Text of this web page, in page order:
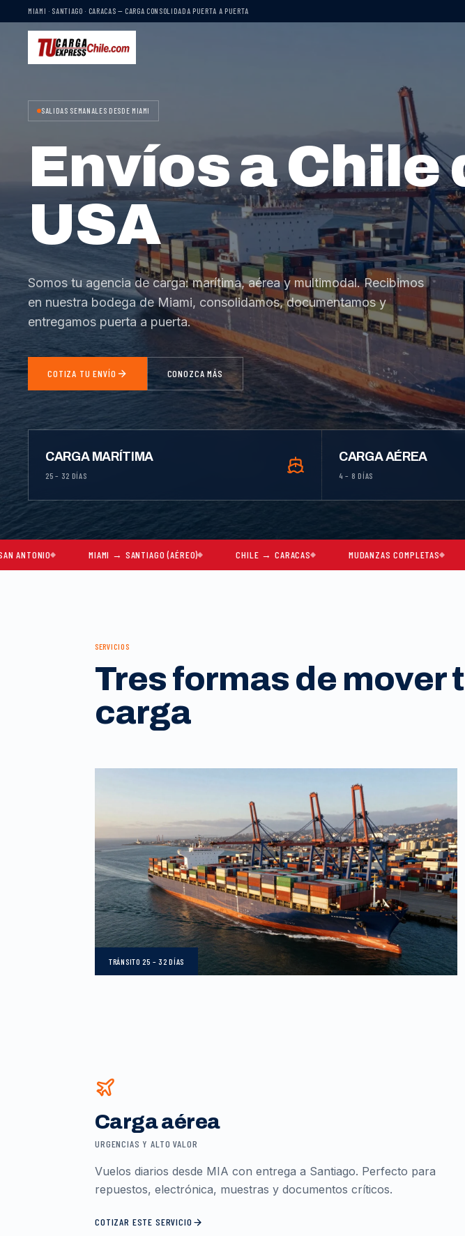
MIAMI · SANTIAGO · CARACAS — CARGA CONSOLIDADA PUERTA A PUERTA
SALIDAS SEMANALES DESDE MIAMI
Envíos a Chile
USA
Somos tu agencia de carga: marítima, aérea y multimodal. Recibimos
en nuestra bodega de Miami, consolidamos, documentamos y
entregamos puerta a puerta.
COTIZA TU ENVÍO CONOZCA MÁS
CARGA MARÍTIMA
25 – 32 DÍAS
CARGA AÉREA
4 – 8 DÍAS
MIAMI → SANTIAGO (AÉREO) CHILE → CARACAS MUDANZAS COMPLETAS
SERVICIOS
Tres formas de mover
carga
TRÁNSITO 25 – 32 DÍAS
Carga aérea
URGENCIAS Y ALTO VALOR
Vuelos diarios desde MIA con entrega a Santiago. Perfecto para
repuestos, electrónica, muestras y documentos críticos.
COTIZAR ESTE SERVICIO